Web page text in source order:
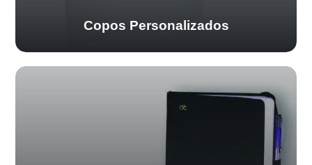
Copos Personalizados